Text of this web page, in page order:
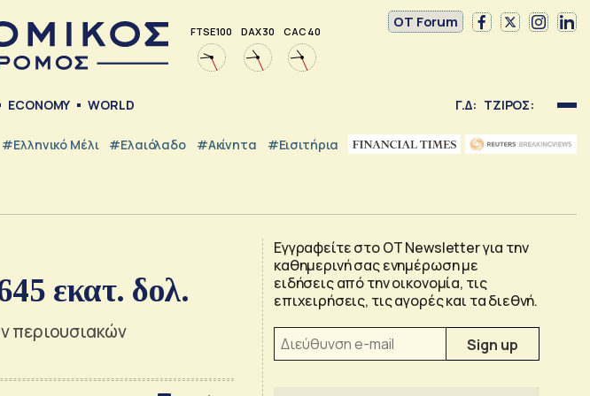
FTSE 100 DAX 30 CAC 40
OT Forum
ECONOMY WORLD Γ.Δ: ΤΖΙΡΟΣ:
#Ελληνικό Μέλι #Ελαιόλαδο #Ακίνητα #εισιτήρια
εκατ. δολ.
περιουσιακών
Εγγραφείτε στο OT Newsletter για την
καθημερινή σας ενημέρωση με
ειδήσεις από την οικονομία, τις
επιχειρήσεις, τις αγορές και τα διεθνή.